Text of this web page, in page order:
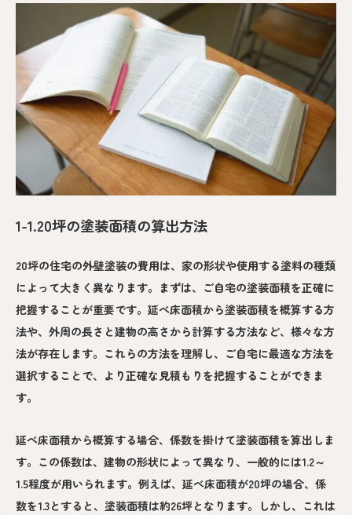
1-1.20坪の塗装面積の算出方法
20坪の住宅の外壁塗装の費用は、家の形状や使用する塗料の種類
によって大きく異なります。まずは、ご自宅の塗装面積を正確に
把握することが重要です。延べ床面積から塗装面積を概算する方
法や、外周の長さと建物の高さから計算する方法など、様々な方
法が存在します。これらの方法を理解し、ご自宅に最適な方法を
選択することで、より正確な見積もりを把握することができま
す。
延べ床面積から概算する場合、係数を掛けて塗装面積を算出しま
す。この係数は、建物の形状によって異なり、一般的には1.2～
1.5程度が用いられます。例えば、延べ床面積が20坪の場合、係
数を1.3とすると、塗装面積は約26坪となります。しかし、これは